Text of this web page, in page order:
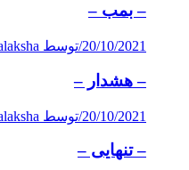
– بمب –
20/10/2021
/توسط jalal malaksha
– هشدار –
20/10/2021
/توسط jalal malaksha
– تنهایی –